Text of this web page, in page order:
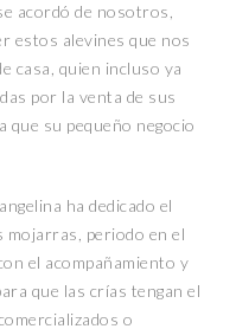
acordó de nosotros,
estos alevines que nos
casa, quien incluso ya
por la venta de sus
su pequeño negocio
ha dedicado el
mojarras, periodo en el
el acompañamiento y
que las crías tengan el
o